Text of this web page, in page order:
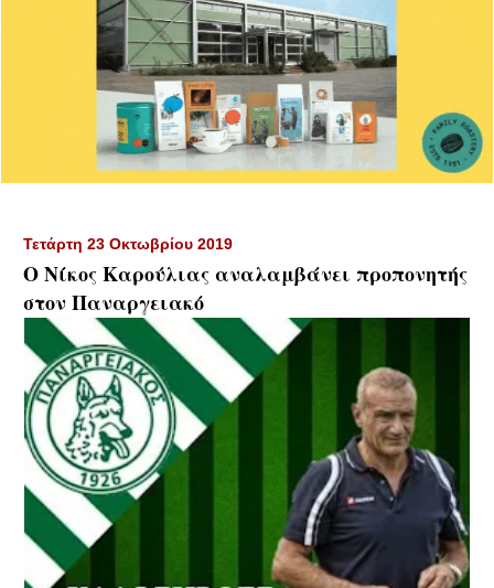
Τετάρτη 23 Οκτωβρίου 2019
Ο Νίκος Καρούλιας αναλαμβάνει προπονητής
στον Παναργειακό